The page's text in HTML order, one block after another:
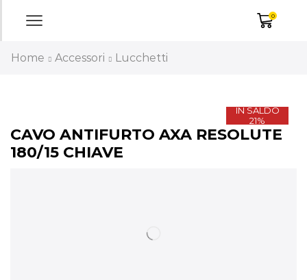
0
Home Accessori Lucchetti
IN SALDO
21%
CAVO ANTIFURTO AXA RESOLUTE
180/15 CHIAVE